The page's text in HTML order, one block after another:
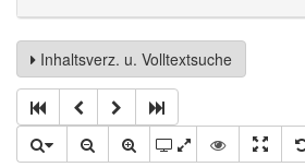
Inhaltsverz. u. Volltextsuche